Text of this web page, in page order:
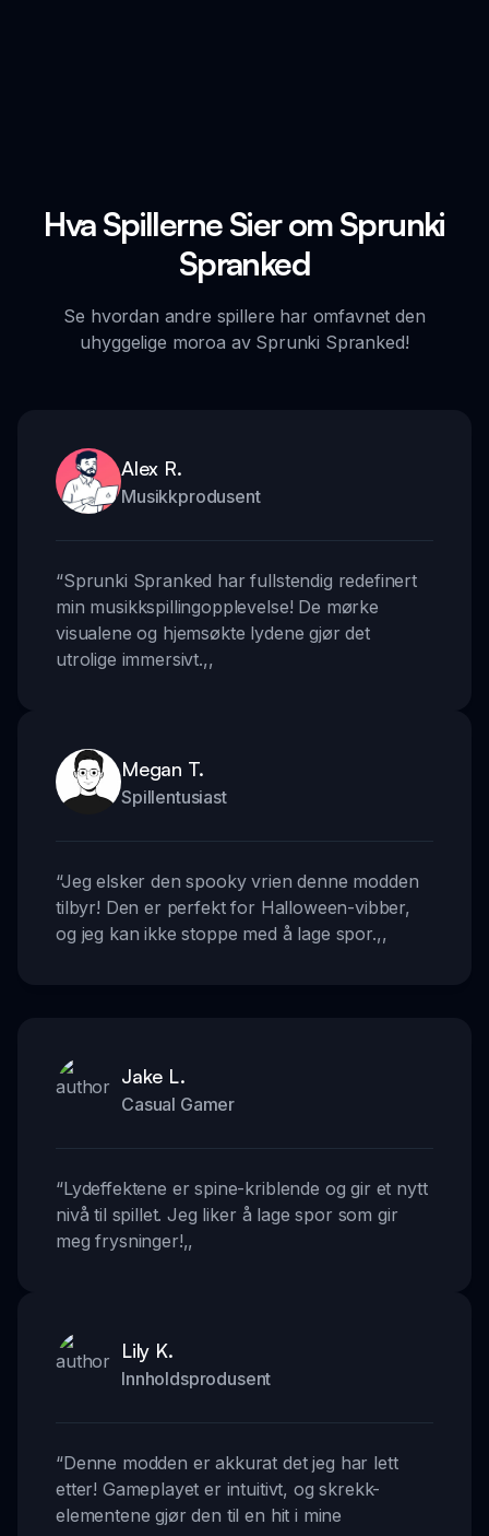
Hva Spillerne Sier om Sprunki
Spranked
Se hvordan andre spillere har omfavnet den
uhyggelige moroa av Sprunki Spranked!
Alex R.
Musikkprodusent
“Sprunki Spranked har fullstendig redefinert
min musikkspillingopplevelse! De mørke
visualene og hjemsøkte lydene gjør det
utrolige immersivt.,,
Megan T.
Spillentusiast
“Jeg elsker den spooky vrien denne modden
tilbyr! Den er perfekt for Halloween-vibber,
og jeg kan ikke stoppe med å lage spor.,,
Jake L.
Casual Gamer
“Lydeffektene er spine-kriblende og gir et nytt
nivå til spillet. Jeg liker å lage spor som gir
meg frysninger!,,
Lily K.
Innholdsprodusent
“Denne modden er akkurat det jeg har lett
etter! Gameplayet er intuitivt, og skrekk-
elementene gjør den til en hit i mine